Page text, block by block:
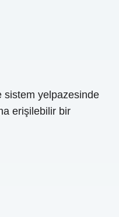
sistem yelpazesinde
erişilebilir bir